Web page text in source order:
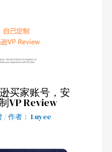
买家账号，安
VP Review
/ 作者： Luyee